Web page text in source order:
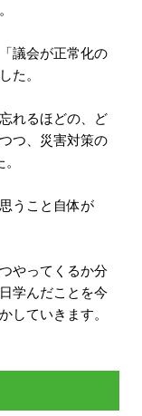
議会が正常化の
た。
れるほどの、ど
つ、災害対策の
うこと自体が
やってくるか分
学んだことを今
していきます。